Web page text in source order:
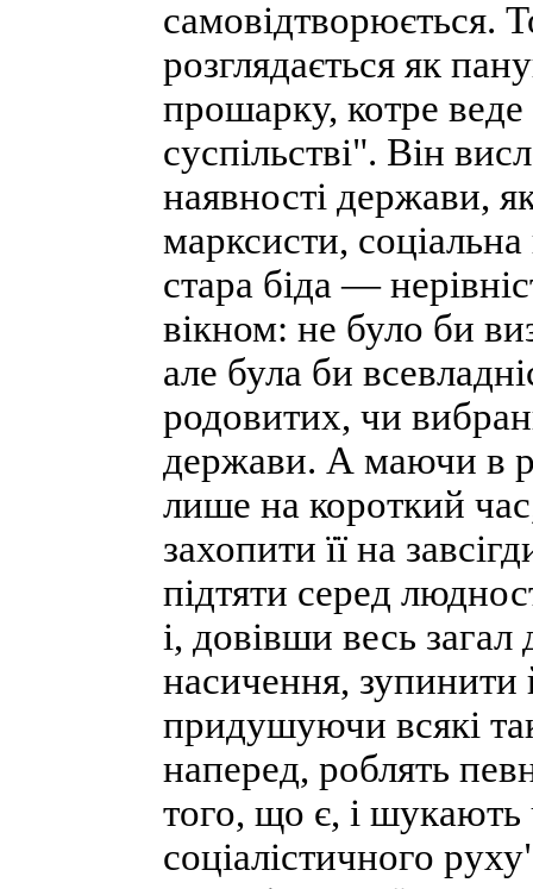
самовідтворюється.
розглядається як
прошарку, котре веде
суспільстві". Він
наявності держави,
марксисти,
стара біда —
вікном: не було би
але була би
родовитих, чи
держави. А маючи в
лише на короткий
захопити її на
підтяти серед
і, довівши весь
насичення, зупинити
придушуючи всякі
наперед, роблять
того, що є, і шукають
соціалістичного